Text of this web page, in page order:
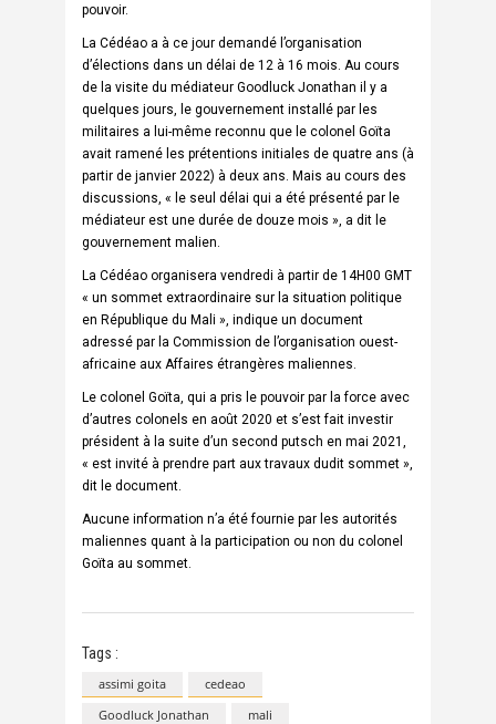
pouvoir.
La Cédéao a à ce jour demandé l’organisation
d’élections dans un délai de 12 à 16 mois. Au cours
de la visite du médiateur Goodluck Jonathan il y a
quelques jours, le gouvernement installé par les
militaires a lui-même reconnu que le colonel Goïta
avait ramené les prétentions initiales de quatre ans (à
partir de janvier 2022) à deux ans. Mais au cours des
discussions, « le seul délai qui a été présenté par le
médiateur est une durée de douze mois », a dit le
gouvernement malien.
La Cédéao organisera vendredi à partir de 14H00 GMT
« un sommet extraordinaire sur la situation politique
en République du Mali », indique un document
adressé par la Commission de l’organisation ouest-
africaine aux Affaires étrangères maliennes.
Le colonel Goïta, qui a pris le pouvoir par la force avec
d’autres colonels en août 2020 et s’est fait investir
président à la suite d’un second putsch en mai 2021,
« est invité à prendre part aux travaux dudit sommet »,
dit le document.
Aucune information n’a été fournie par les autorités
maliennes quant à la participation ou non du colonel
Goïta au sommet.
Tags :
assimi goita
cedeao
Goodluck Jonathan
mali